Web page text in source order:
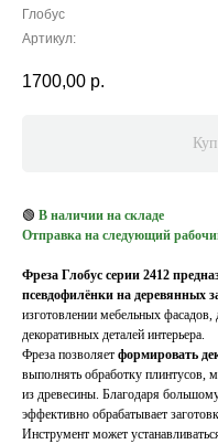
Глобус
Артикул:
1700,00 р.
🟢 В наличии на складе
Отправка на следующий
Фреза Глобус серии 2412
псевдофилёнки на деревянных
изготовлении мебельных
декоративных деталей интерьера.
Фреза позволяет формировать
выполнять обработку плинтусов,
из древесины. Благодаря
эффективно обрабатывает
Инструмент может